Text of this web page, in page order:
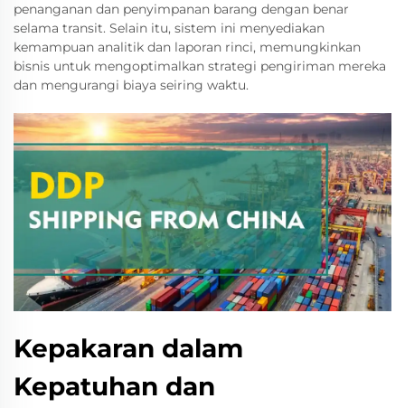
penanganan dan penyimpanan barang dengan benar
selama transit. Selain itu, sistem ini menyediakan
kemampuan analitik dan laporan rinci, memungkinkan
bisnis untuk mengoptimalkan strategi pengiriman mereka
dan mengurangi biaya seiring waktu.
Kepakaran dalam
Kepatuhan dan